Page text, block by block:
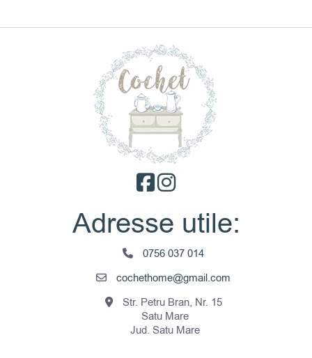
Adresse utile:
0756 037 014
cochethome@gmail.com
Str. Petru Bran, Nr. 15
Satu Mare
Jud. Satu Mare